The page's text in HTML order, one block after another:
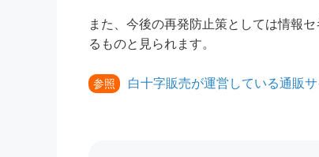
また、今後の再発防止策としては情報
るものと見られます。
参照 白十字販売が運営している通販